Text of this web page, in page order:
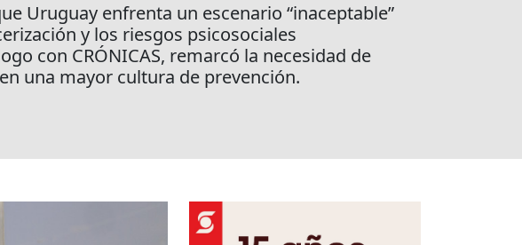
Uruguay enfrenta un escenario “inaceptable”
y los riesgos psicosociales
con CRÓNICAS, remarcó la necesidad de
una mayor cultura de prevención.